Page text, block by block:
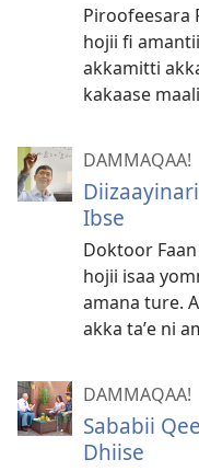
Piroofeesara
hojii fi
akkamitti
kakaase
DAMMAQAA!
Ibse
Doktoor
hojii isaa
amana ture.
akka taʼe ni
DAMMAQAA!
Sababii
Dhiise